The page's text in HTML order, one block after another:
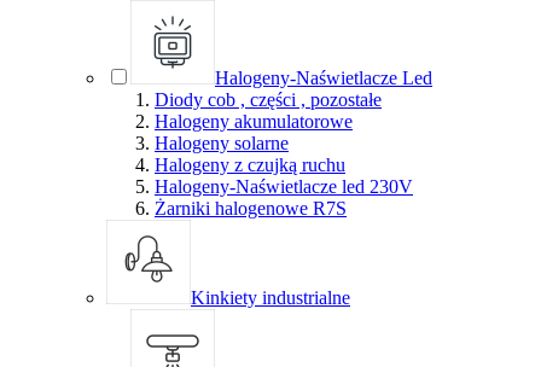
Halogeny-Naświetlacze Led
Diody cob , części , pozostałe
Halogeny akumulatorowe
Halogeny solarne
Halogeny z czujką ruchu
Halogeny-Naświetlacze led 230V
Żarniki halogenowe R7S
Kinkiety industrialne